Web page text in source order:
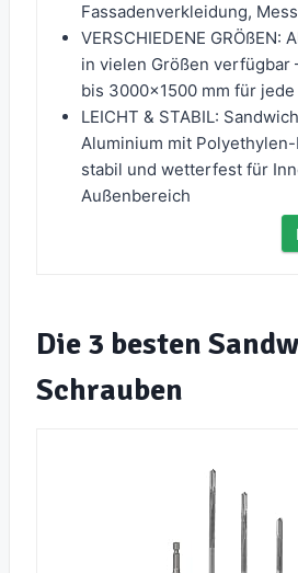
Fassadenverkleidung,
VERSCHIEDENE GRÖßEN:
in vielen Größen verfügbar
bis 3000x1500 mm für
LEICHT & STABIL:
Aluminium mit
stabil und wetterfest für
Außenbereich
Die 3 besten
Schrauben